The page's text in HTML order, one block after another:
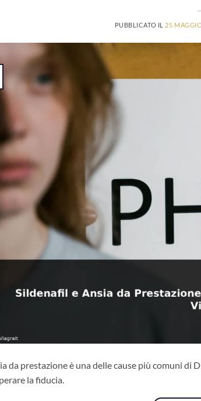
PUBBLICATO IL 25
da prestazione è una delle cause più comuni
la fiducia.